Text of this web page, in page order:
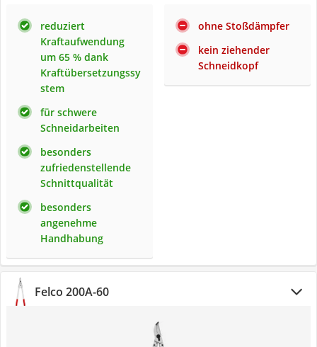
reduziert
Kraftaufwendung
um 65 % dank
Kraftübersetzungssy
stem
für schwere
Schneidarbeiten
besonders
zufriedenstellende
Schnittqualität
besonders
angenehme
Handhabung
ohne Stoßdämpfer
kein ziehender
Schneidkopf
Felco 200A-60